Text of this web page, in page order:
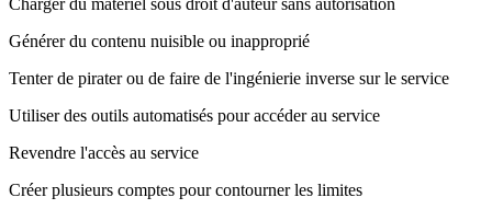
Générer du contenu nuisible ou inapproprié
Tenter de pirater ou de faire de l'ingénierie inverse sur le service
Utiliser des outils automatisés pour accéder au service
Revendre l'accès au service
Créer plusieurs comptes pour contourner les limites